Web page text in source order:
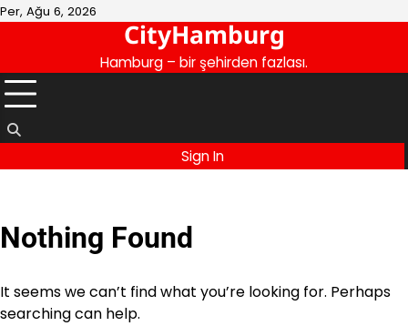
Skip
Per, Ağu 6, 2026
CityHamburg
Hamburg – bir şehirden fazlası.
Sign In
Nothing Found
It seems we can’t find what you’re looking for. Perhaps
searching can help.